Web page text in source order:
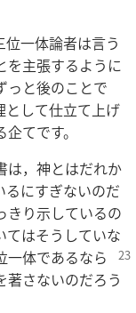
一体論者は言う
を主張するように
っと後のことで
として仕立て上げ
てです。
は，神とはだれか
るにすぎないのだ
きり示しているの
てはそうしていな
一体であるなら
著さないのだろう